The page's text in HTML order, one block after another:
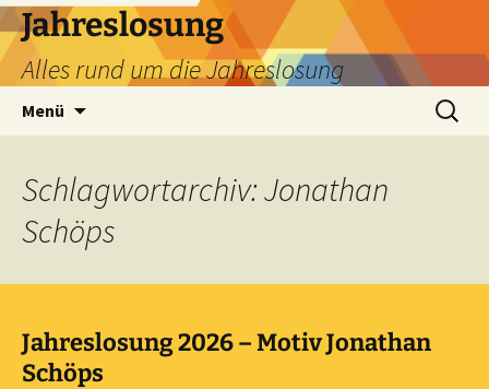
Zum
Inhalt
springen
Jahreslosung
Alles rund um die Jahreslosung
Menü
Suchen
nach:
Schlagwortarchiv: Jonathan
Schöps
Jahreslosung 2026 – Motiv Jonathan
Schöps